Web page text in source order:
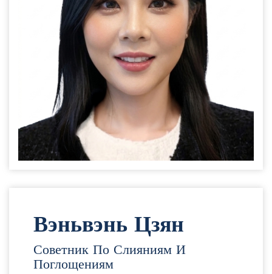
Вэньвэнь Цзян
Советник По Слияниям И
Поглощениям